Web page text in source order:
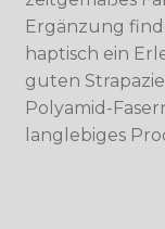
Ergänzung
haptisch ein
guten
Polyamid-
langlebiges